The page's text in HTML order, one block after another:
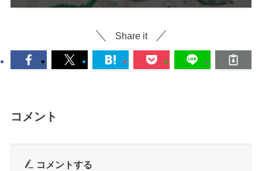
Share it
コメント
コメントする